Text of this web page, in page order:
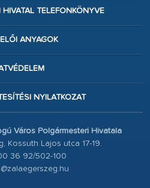
TELEFONKÖNYVE
ANYAGOK
NYILATKOZAT
Város Polgármesteri Hivatala
Kossuth Lajos utca 17-19.
36 92/502-100